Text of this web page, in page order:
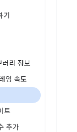
기
러리 정보
임 속도
트
추가